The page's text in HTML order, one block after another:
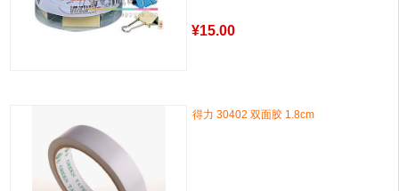
¥15.00
得力 30402 双面胶 1.8cm